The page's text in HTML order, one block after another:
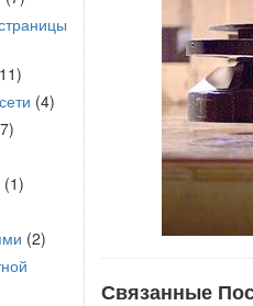
Связанные
(4)
(1)
(2)